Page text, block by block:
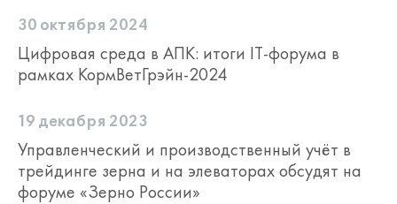
30 октября 2024
Цифровая среда в АПК: итоги IT-форума в
рамках КормВетГрэйн-2024
19 декабря 2023
Управленческий и производственный учёт в
трейдинге зерна и на элеваторах обсудят на
форуме «Зерно России»